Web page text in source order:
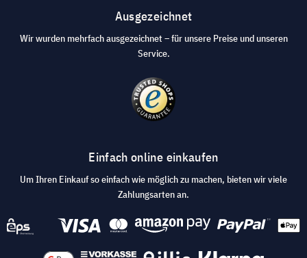
Ausgezeichnet
Wir wurden mehrfach ausgezeichnet – für unsere Preise und unseren
Service.
Einfach online einkaufen
Um Ihren Einkauf so einfach wie möglich zu machen, bieten wir viele
Zahlungsarten an.